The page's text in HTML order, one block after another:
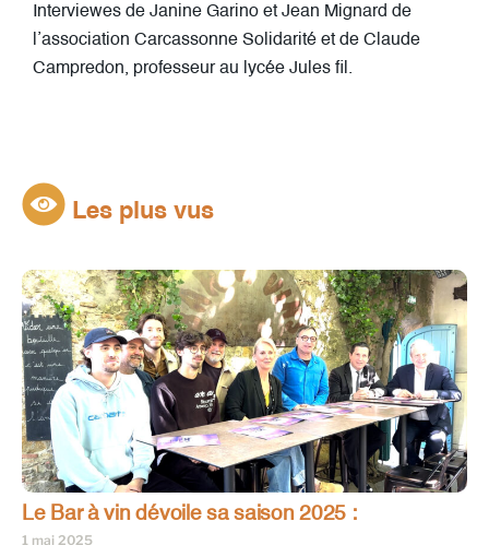
Interviewes de Janine Garino et Jean Mignard de
l’association Carcassonne Solidarité et de Claude
Campredon, professeur au lycée Jules fil.
Les plus vus
Le Bar à vin dévoile sa saison 2025 :
1 mai 2025